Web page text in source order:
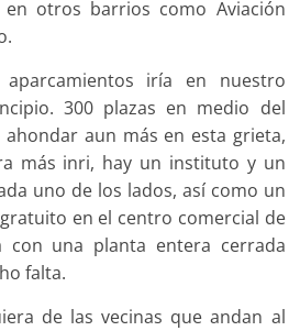
otros barrios como Aviación
iría en nuestro
300 plazas en medio del
aun más en esta grieta,
más inri, hay un instituto y un
uno de los lados, así como un
en el centro comercial de
con una planta entera cerrada
falta.
de las vecinas que andan al